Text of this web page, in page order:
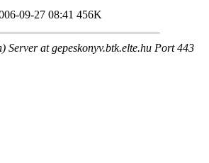
09-27 08:41 456K
Server at gepeskonyv.btk.elte.hu Port 443